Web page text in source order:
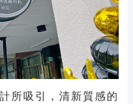
所吸引，清新質感的